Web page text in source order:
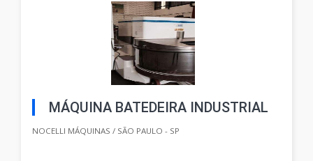
MÁQUINA BATEDEIRA INDUSTRIAL
NOCELLI MÁQUINAS / SÃO PAULO - SP